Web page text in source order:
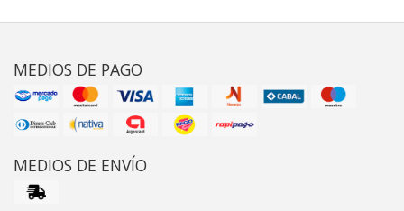
MEDIOS DE PAGO
MEDIOS DE ENVÍO